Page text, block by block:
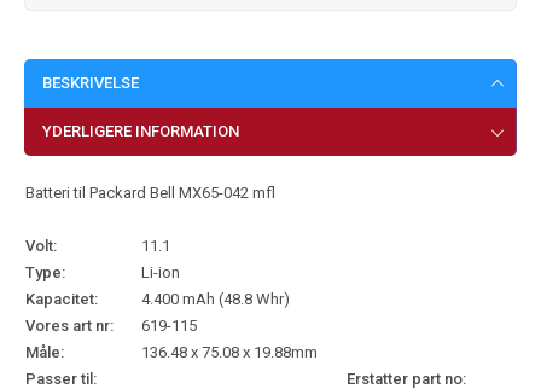
BESKRIVELSE
YDERLIGERE INFORMATION
Batteri til Packard Bell MX65-042 mfl
Volt:
11.1
Type:
Li-ion
Kapacitet:
4.400 mAh (48.8 Whr)
Vores art nr:
619-115
Måle:
136.48 x 75.08 x 19.88mm
Passer til:
Erstatter part no: